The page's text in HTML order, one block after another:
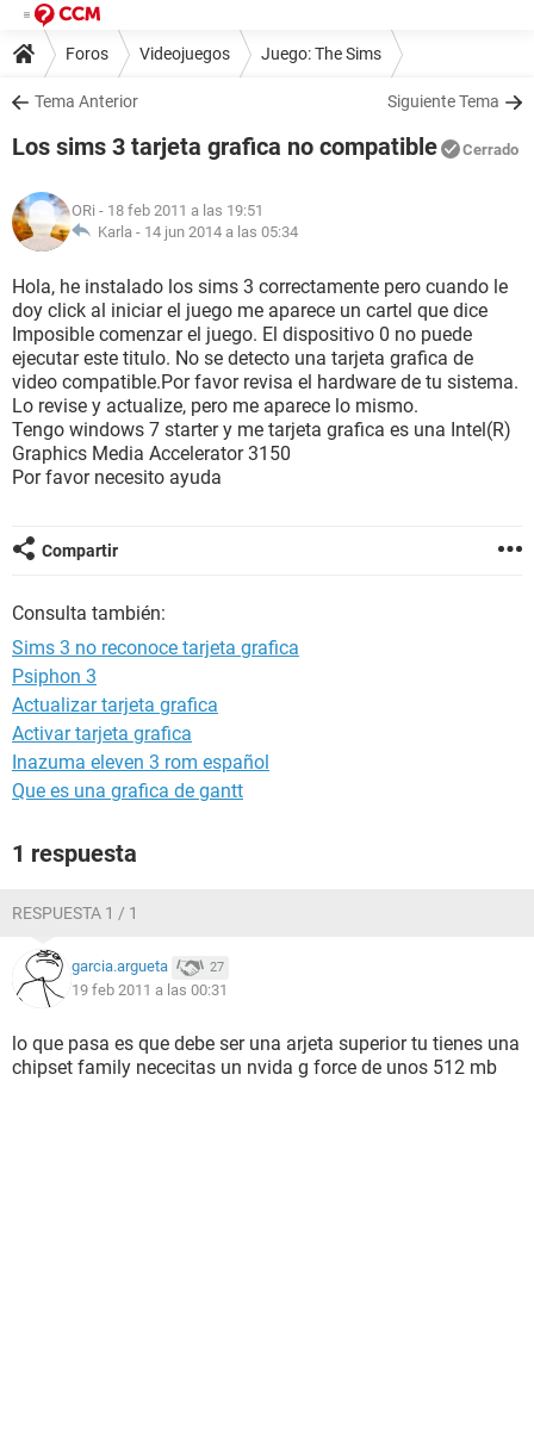
Foros Videojuegos Juego: The Sims
Tema Anterior Siguiente Tema
Los sims 3 tarjeta grafica no compatible Cerrado
ORi - 18 feb 2011 a las 19:51
Karla - 14 jun 2014 a las 05:34
Hola, he instalado los sims 3 correctamente pero cuando le
doy click al iniciar el juego me aparece un cartel que dice
Imposible comenzar el juego. El dispositivo 0 no puede
ejecutar este titulo. No se detecto una tarjeta grafica de
video compatible.Por favor revisa el hardware de tu sistema.
Lo revise y actualize, pero me aparece lo mismo.
Tengo windows 7 starter y me tarjeta grafica es una Intel(R)
Graphics Media Accelerator 3150
Por favor necesito ayuda
Compartir
Consulta también:
Sims 3 no reconoce tarjeta grafica
Psiphon 3
Actualizar tarjeta grafica
Activar tarjeta grafica
Inazuma eleven 3 rom español
Que es una grafica de gantt
1 respuesta
RESPUESTA 1 / 1
garcia.argueta 27
19 feb 2011 a las 00:31
lo que pasa es que debe ser una arjeta superior tu tienes una
chipset family nececitas un nvida g force de unos 512 mb